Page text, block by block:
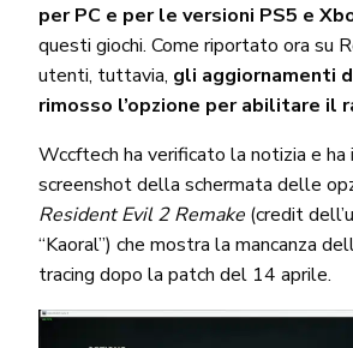
per PC e per le versioni PS5 e
questi giochi. Come riportato ora su
utenti, tuttavia, gli aggiornamenti
rimosso l’opzione per abilitare il
Wccftech ha verificato la notizia e ha
screenshot della schermata delle
Resident Evil 2 Remake (credit
“Kaoral”) che mostra la mancanza
tracing dopo la patch del 14 aprile.